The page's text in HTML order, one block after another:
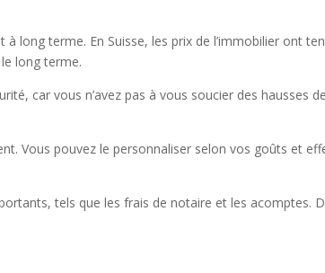
long terme. En Suisse, les prix de l’immobilier ont
long terme.
car vous n’avez pas à vous soucier des hausses
Vous pouvez le personnaliser selon vos goûts et
tels que les frais de notaire et les acomptes.